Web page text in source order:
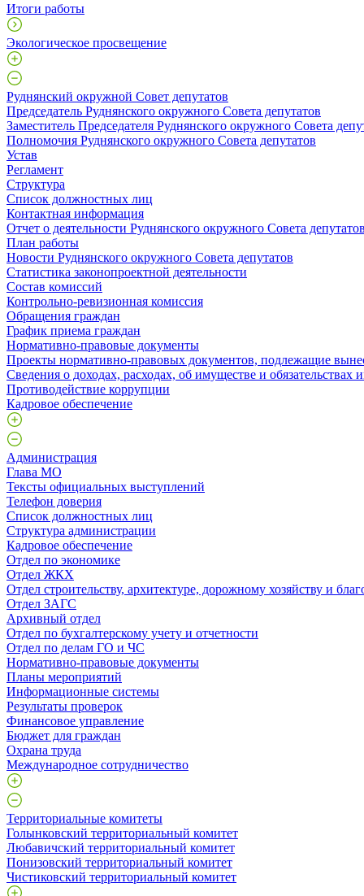
Итоги работы
Экологическое просвещение
Руднянский окружной Совет депутатов
Председатель Руднянского окружного Совета депутатов
Заместитель Председателя Руднянского окружного Совета
Полномочия Руднянского окружного Совета депутатов
Устав
Регламент
Структура
Список должностных лиц
Контактная информация
Отчет о деятельности Руднянского окружного Совета депутатов
План работы
Новости Руднянского окружного Совета депутатов
Статистика законопроектной деятельности
Состав комиссий
Контрольно-ревизионная комиссия
Обращения граждан
График приема граждан
Нормативно-правовые документы
Проекты нормативно-правовых документов, подлежащие
Сведения о доходах, расходах, об имуществе и обязательствах
Противодействие коррупции
Кадровое обеспечение
Администрация
Глава МО
Тексты официальных выступлений
Телефон доверия
Список должностных лиц
Структура администрации
Кадровое обеспечение
Отдел по экономике
Отдел ЖКХ
Отдел строительству, архитектуре, дорожному хозяйству и
Отдел ЗАГС
Архивный отдел
Отдел по бухгалтерскому учету и отчетности
Отдел по делам ГО и ЧС
Нормативно-правовые документы
Планы мероприятий
Информационные системы
Результаты проверок
Финансовое управление
Бюджет для граждан
Охрана труда
Международное сотрудничество
Территориальные комитеты
Голынковский территориальный комитет
Любавичский территориальный комитет
Понизовский территориальный комитет
Чистиковский территориальный комитет